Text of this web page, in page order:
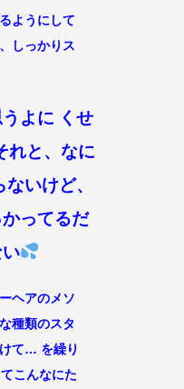
ようにして
しっかりス
よに くせ
れと、なに
いけど、
ってるだ
ヘアのメソ
種類のスタ
て… を繰り
こんなにた